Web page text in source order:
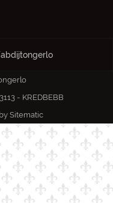
- KREDBEBB
Sitematic